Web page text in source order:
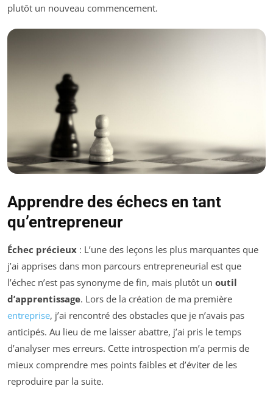
plutôt un nouveau commencement.
Apprendre des échecs en tant
qu’entrepreneur
Échec précieux : L’une des leçons les plus marquantes que
j’ai apprises dans mon parcours entrepreneurial est que
l’échec n’est pas synonyme de fin, mais plutôt un outil
d’apprentissage. Lors de la création de ma première
entreprise, j’ai rencontré des obstacles que je n’avais pas
anticipés. Au lieu de me laisser abattre, j’ai pris le temps
d’analyser mes erreurs. Cette introspection m’a permis de
mieux comprendre mes points faibles et d’éviter de les
reproduire par la suite.